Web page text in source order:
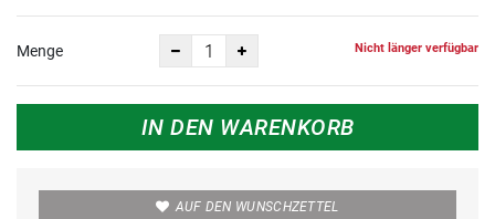
Menge Nicht länger verfügbar
IN DEN WARENKORB
AUF DEN WUNSCHZETTEL